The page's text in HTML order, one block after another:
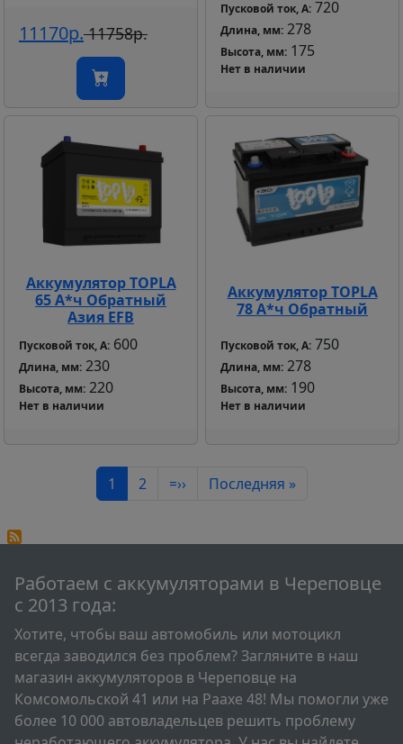
11170р.11758р.
Пусковой ток, А: 720
Длина, мм: 278
Высота, мм: 175
Нет в наличии
Аккумулятор TOPLA
65 А*ч Обратный
Азия EFB
Пусковой ток, А: 600
Длина, мм: 230
Высота, мм: 220
Нет в наличии
Аккумулятор TOPLA
78 А*ч Обратный
Пусковой ток, А: 750
Длина, мм: 278
Высота, мм: 190
Нет в наличии
Нумерация страниц
Текущая страница
1 Страница
2 Следующая страница
=›› Последняя страница
Последняя »
Работаем с аккумуляторами в Череповце
с 2013 года:
Хотите, чтобы ваш автомобиль или мотоцикл
всегда заводился без проблем? Загляните в наш
магазин аккумуляторов в Череповце на
Комсомольской 41 или на Раахе 48! Мы помогли уже
более 10 000 автовладельцев решить проблему